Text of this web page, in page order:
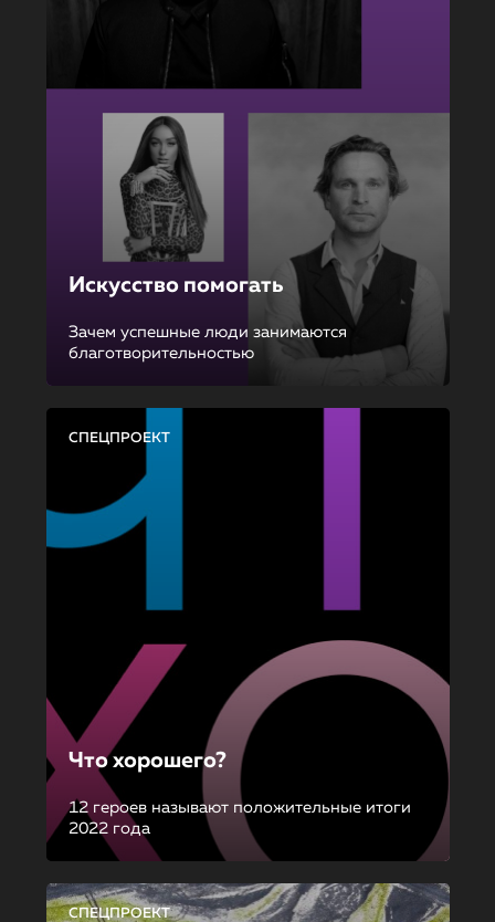
Искусство помогать
Зачем успешные люди занимаются
благотворительностью
СПЕЦПРОЕКТ
Что хорошего?
12 героев называют положительные итоги
2022 года
СПЕЦПРОЕКТ